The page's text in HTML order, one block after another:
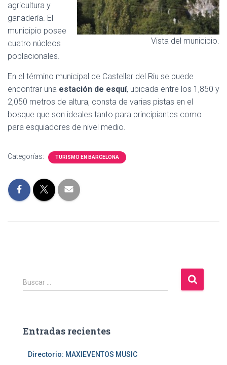
Vista del municipio.
agricultura y
ganadería. El
municipio posee
cuatro núcleos
poblacionales.
En el término municipal de Castellar del Riu se puede
encontrar una estación de esquí, ubicada entre los 1,850 y
2,050 metros de altura, consta de varias pistas en el
bosque que son ideales tanto para principiantes como
para esquiadores de nivel medio.
Categorías: TURISMO EN BARCELONA
B
u
r
Buscar …
Entradas recientes
Directorio: MAXIEVENTOS MUSIC